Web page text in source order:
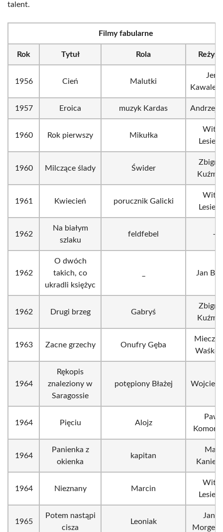
talent.
Filmy fabularne
Rok Tytuł Rola
1956 Cień Malutki
1957 Eroica muzyk Kardas Andrzej
1960 Rok pierwszy Mikułka
1960 Milczące ślady Świder
1961 Kwiecień porucznik Galicki
1962
Na białym
szlaku
feldfebel –
1962
O dwóch
takich, co
ukradli księżyc
Jan
1962 Drugi brzeg Gabryś
1963 Zacne grzechy Onufry Gęba
1964
Rękopis
znaleziony w
Saragossie
potępiony Błażej
1964 Pięciu Alojz
1964
Panienka z
okienka
kapitan
1964 Nieznany Marcin
1965
Potem nastąpi
cisza
Leoniak